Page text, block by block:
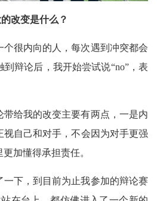
改变是什么？
个很内向的人，每次遇到冲突都会
辩论后，我开始尝试说“no”，表
带给我的改变主要有两点，一是内
自己和对手，不会因为对手更强
加懂得承担责任。
一下，到目前为止我参加的辩论赛